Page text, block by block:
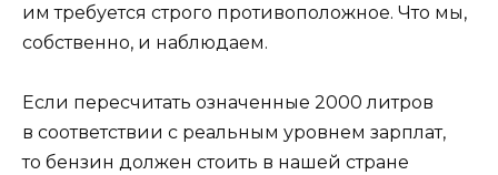
им требуется строго противоположное. Что мы,
собственно, и наблюдаем.
Если пересчитать означенные 2000 литров
в соответствии с реальным уровнем зарплат,
то бензин должен стоить в нашей стране